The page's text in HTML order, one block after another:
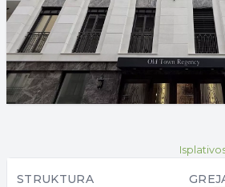
STRUKTURA